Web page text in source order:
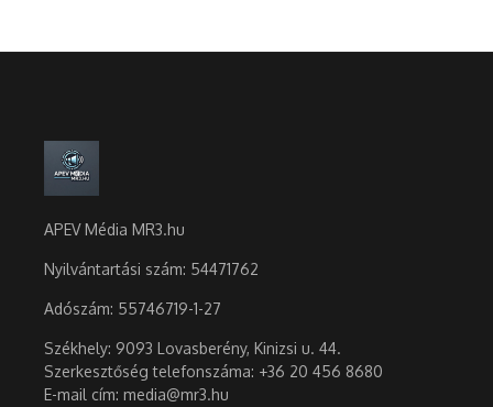
APEV Média MR3.hu
Nyilvántartási szám: 54471762
Adószám: 55746719-1-27
Székhely: 9093 Lovasberény, Kinizsi u. 44.
Szerkesztőség telefonszáma: +36 20 456 8680
E-mail cím: media@mr3.hu